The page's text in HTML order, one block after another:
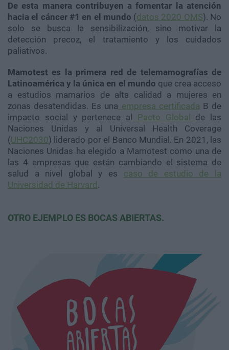
De esta manera contribuyen a fomentar la atención
hacia el cáncer #1 en el mundo (datos 2020 OMS). No
solo se busca la sensibilización, sino motivar la
detección precoz, el tratamiento y los cuidados
paliativos.
Mamotest es la primera red de telemamografías de
Latinoamérica y la única en el mundo que crea acceso
a estudios mamarios de alta calidad a mujeres en
zonas desatendidas. Es una empresa certificada B de
impacto social y pertenece al
Pacto Global de las
Naciones Unidas y al Universal Health
Coverage
(UHC2030) liderado por el Banco Mundial. En 2021, las
Naciones Unidas ha elegido a Mamotest como una de
las 4 empresas que están cambiando el sistema de
salud a nivel global y es caso de estudio de la
Universidad de Harvard .
OTRO EJEMPLO ES BOCAS ABIERTAS.